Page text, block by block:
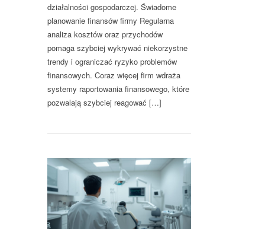
działalności gospodarczej. Świadome
planowanie finansów firmy Regularna
analiza kosztów oraz przychodów
pomaga szybciej wykrywać niekorzystne
trendy i ograniczać ryzyko problemów
finansowych. Coraz więcej firm wdraża
systemy raportowania finansowego, które
pozwalają szybciej reagować […]